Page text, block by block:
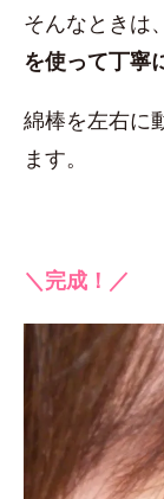
そんなときは、
を使って丁寧
綿棒を左右に
ます。
＼完成！／